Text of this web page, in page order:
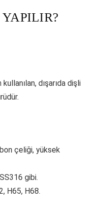
dışarıda dişli
çeliği, yüksek
gibi.
H65, H68.